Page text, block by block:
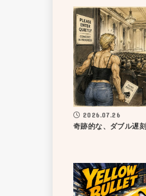
2026.07.26
奇跡的な、ダブル遅刻